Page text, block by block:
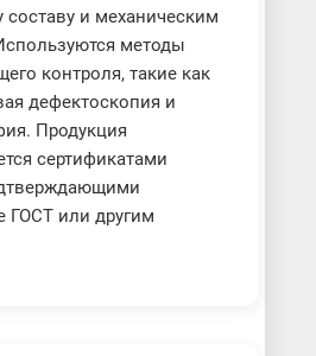
составу и механическим
методы
контроля, такие как
дефектоскопия и
Продукция
сертификатами
ГОСТ или другим